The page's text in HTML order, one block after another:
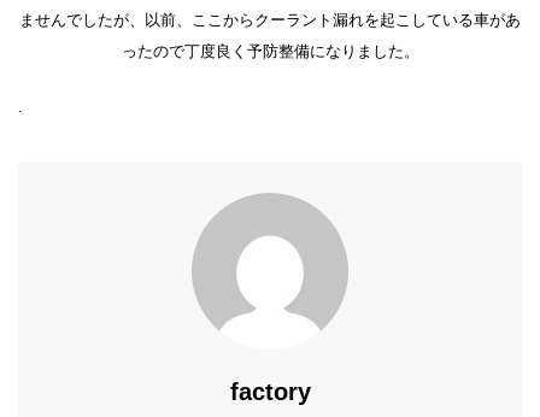
ませんでしたが、以前、ここからクーラント漏れを起こしている車があ
ったので丁度良く予防整備になりました。
.
factory